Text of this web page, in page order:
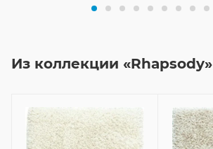
Из коллекции «Rhapsody»